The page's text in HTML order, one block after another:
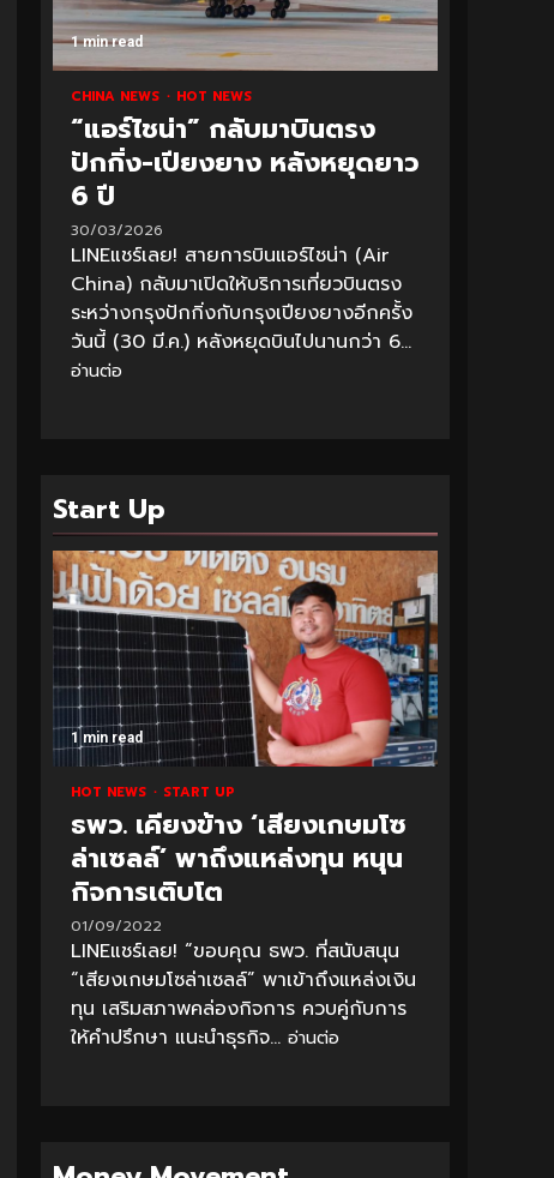
1 min read
CHINA NEWS HOT NEWS
“แอร์ไชน่า” กลับมาบินตรง
ปักกิ่ง-เปียงยาง หลังหยุดยาว
6 ปี
30/03/2026
LINEแชร์เลย! สายการบินแอร์ไชน่า (Air
China) กลับมาเปิดให้บริการเที่ยวบินตรง
ระหว่างกรุงปักกิ่งกับกรุงเปียงยางอีกครั้ง
วันนี้ (30 มี.ค.) หลังหยุดบินไปนานกว่า 6...
อ่านต่อ
Start Up
1 min read
HOT NEWS START UP
ธพว. เคียงข้าง ‘เสียงเกษมโซ
ล่าเซลล์’ พาถึงแหล่งทุน หนุน
กิจการเติบโต
01/09/2022
LINEแชร์เลย! “ขอบคุณ ธพว. ที่สนับสนุน
“เสียงเกษมโซล่าเซลล์” พาเข้าถึงแหล่งเงิน
ทุน เสริมสภาพคล่องกิจการ ควบคู่กับการ
ให้คำปรึกษา แนะนำธุรกิจ... อ่านต่อ